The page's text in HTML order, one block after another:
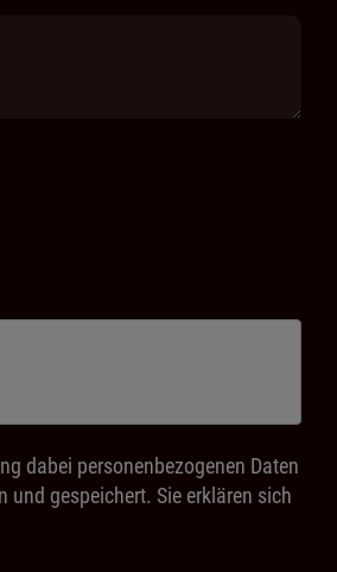
dabei personenbezogenen Daten
und gespeichert. Sie erklären sich